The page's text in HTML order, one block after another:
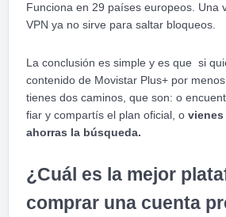
Funciona en 29 países europeos. Una
VPN ya no sirve para saltar bloqueos.
La conclusión es simple y es que si
contenido de Movistar Plus+ por
tienes dos caminos, que son: o
fiar y compartís el plan oficial, o vienes
ahorras la búsqueda.
¿Cuál es la mejor
comprar una cuenta